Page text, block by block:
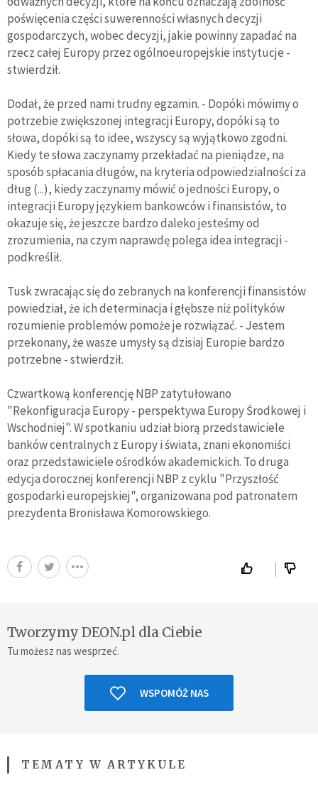
poświęcenia części suwerenności własnych decyzji
gospodarczych, wobec decyzji, jakie powinny zapadać na
rzecz całej Europy przez ogólnoeuropejskie instytucje -
stwierdził.
Dodał, że przed nami trudny egzamin. - Dopóki mówimy o
potrzebie zwiększonej integracji Europy, dopóki są to
słowa, dopóki są to idee, wszyscy są wyjątkowo zgodni.
Kiedy te słowa zaczynamy przekładać na pieniądze, na
sposób spłacania długów, na kryteria odpowiedzialności za
dług (...), kiedy zaczynamy mówić o jedności Europy, o
integracji Europy językiem bankowców i finansistów, to
okazuje się, że jeszcze bardzo daleko jesteśmy od
zrozumienia, na czym naprawdę polega idea integracji -
podkreślił.
Tusk zwracając się do zebranych na konferencji finansistów
powiedział, że ich determinacja i głębsze niż polityków
rozumienie problemów pomoże je rozwiązać. - Jestem
przekonany, że wasze umysły są dzisiaj Europie bardzo
potrzebne - stwierdził.
Czwartkową konferencję NBP zatytułowano
"Rekonfiguracja Europy - perspektywa Europy Środkowej i
Wschodniej". W spotkaniu udział biorą przedstawiciele
banków centralnych z Europy i świata, znani ekonomiści
oraz przedstawiciele ośrodków akademickich. To druga
edycja dorocznej konferencji NBP z cyklu "Przyszłość
gospodarki europejskiej", organizowana pod patronatem
prezydenta Bronisława Komorowskiego.
Tworzymy DEON.pl dla Ciebie
Tu możesz nas wesprzeć.
WSPOMÓŻ NAS
TEMATY W ARTYKULE